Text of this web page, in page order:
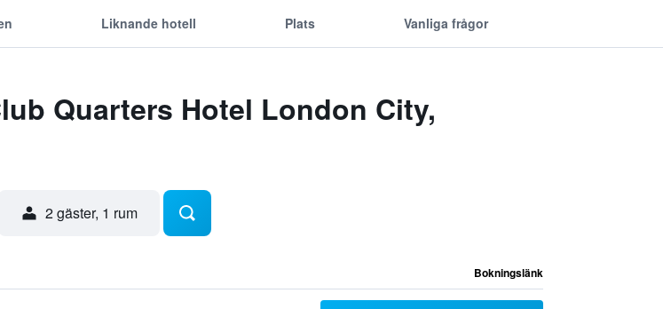
Liknande hotell Plats Vanliga frågor
Quarters Hotel London City,
2 gäster, 1 rum
Bokningslänk